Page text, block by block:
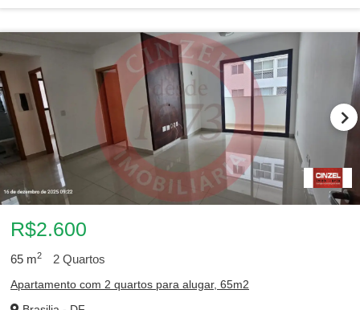
R$2.600
65 m2 2 Quartos
Apartamento com 2 quartos para alugar, 65m2
1Casas de Condomínio para alugar